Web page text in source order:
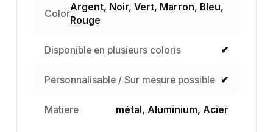
Color
Argent, Noir, Vert, Marron, Bleu,
Rouge
Disponible en plusieurs coloris ✔
Personnalisable / Sur mesure possible ✔
Matiere métal, Aluminium, Acier